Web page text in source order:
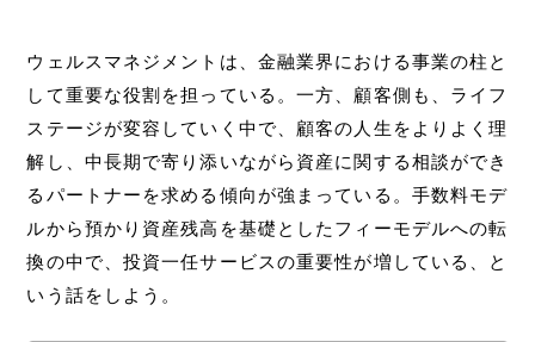
ウェルスマネジメントは、金融業界における事業の柱と
して重要な役割を担っている。一方、顧客側も、ライフ
ステージが変容していく中で、顧客の人生をよりよく理
解し、中長期で寄り添いながら資産に関する相談ができ
るパートナーを求める傾向が強まっている。手数料モデ
ルから預かり資産残高を基礎としたフィーモデルへの転
換の中で、投資一任サービスの重要性が増している、と
いう話をしよう。